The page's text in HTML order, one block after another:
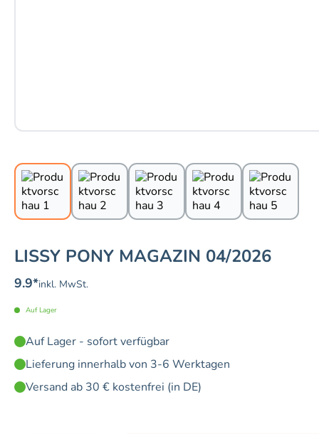
LISSY PONY MAGAZIN 04/2026
9.9*inkl. MwSt.
Auf Lager
Auf Lager - sofort verfügbar
Lieferung innerhalb von 3-6 Werktagen
Versand ab 30 € kostenfrei (in DE)